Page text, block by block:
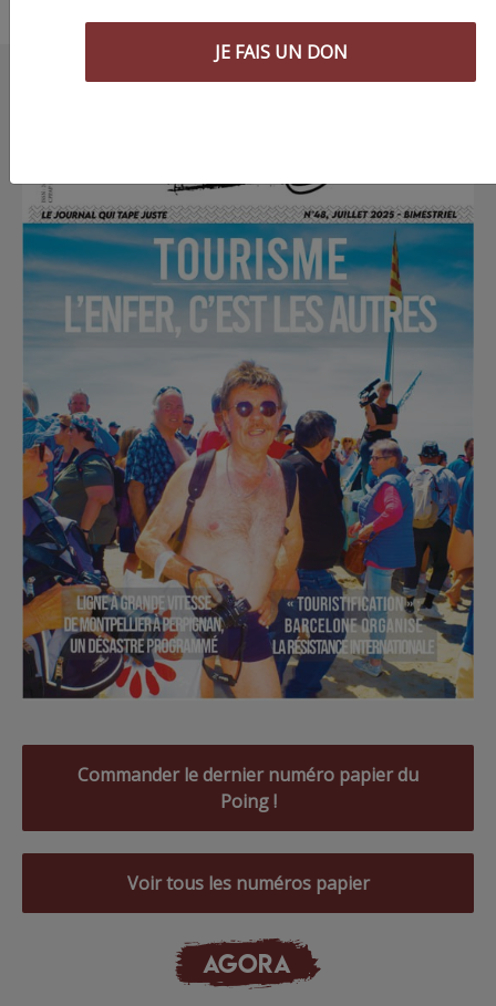
Commander le dernier numéro papier du
Poing !
Voir tous les numéros papier
AGORA
JE FAIS UN DON